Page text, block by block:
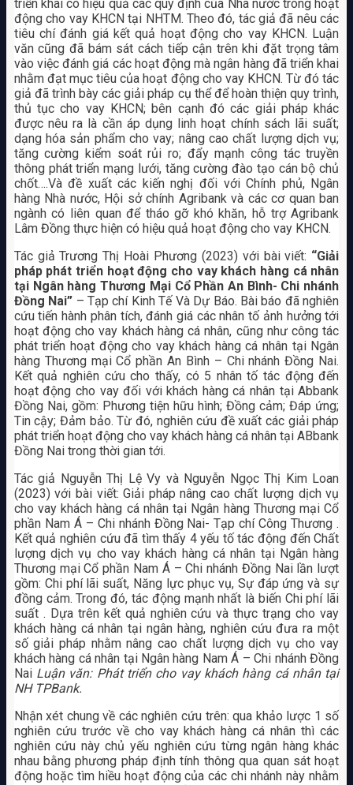
triển khai có hiệu quả các quy định của Nhà nước trong hoạt
động cho vay KHCN tại NHTM. Theo đó, tác giả đã nêu các
tiêu chí đánh giá kết quả hoạt động cho vay KHCN. Luận
văn cũng đã bám sát cách tiếp cận trên khi đặt trọng tâm
vào việc đánh giá các hoạt động mà ngân hàng đã triển khai
nhằm đạt mục tiêu của hoạt động cho vay KHCN. Từ đó tác
giả đã trình bày các giải pháp cụ thể để hoàn thiện quy trình,
thủ tục cho vay KHCN; bên cạnh đó các giải pháp khác
được nêu ra là cần áp dụng linh hoạt chính sách lãi suất;
dạng hóa sản phẩm cho vay; nâng cao chất lượng dịch vụ;
tăng cường kiểm soát rủi ro; đẩy mạnh công tác truyền
thông phát triển mạng lưới, tăng cường đào tạo cán bộ chủ
chốt….Và đề xuất các kiến nghị đối với Chính phủ, Ngân
hàng Nhà nước, Hội sở chính Agribank và các cơ quan ban
ngành có liên quan để tháo gỡ khó khăn, hỗ trợ Agribank
Lâm Đồng thực hiện có hiệu quả hoạt động cho vay KHCN.
Tác giả Trương Thị Hoài Phương (2023) với bài viết: “Giải
pháp phát triển hoạt động cho vay khách hàng cá nhân
tại Ngân hàng Thương Mại Cổ Phần An Bình- Chi nhánh
Đồng Nai” – Tạp chí Kinh Tế Và Dự Báo. Bài báo đã nghiên
cứu tiến hành phân tích, đánh giá các nhân tố ảnh hưởng tới
hoạt động cho vay khách hàng cá nhân, cũng như công tác
phát triển hoạt động cho vay khách hàng cá nhân tại Ngân
hàng Thương mại Cổ phần An Bình – Chi nhánh Đồng Nai.
Kết quả nghiên cứu cho thấy, có 5 nhân tố tác động đến
hoạt động cho vay đối với khách hàng cá nhân tại Abbank
Đồng Nai, gồm: Phương tiện hữu hình; Đồng cảm; Đáp ứng;
Tin cậy; Đảm bảo. Từ đó, nghiên cứu đề xuất các giải pháp
phát triển hoạt động cho vay khách hàng cá nhân tại ABbank
Đồng Nai trong thời gian tới.
Tác giả Nguyễn Thị Lệ Vy và Nguyễn Ngọc Thị Kim Loan
(2023) với bài viết: Giải pháp nâng cao chất lượng dịch vụ
cho vay khách hàng cá nhân tại Ngân hàng Thương mại Cổ
phần Nam Á – Chi nhánh Đồng Nai- Tạp chí Công Thương .
Kết quả nghiên cứu đã tìm thấy 4 yếu tố tác động đến Chất
lượng dịch vụ cho vay khách hàng cá nhân tại Ngân hàng
Thương mại Cổ phần Nam Á – Chi nhánh Đồng Nai lần lượt
gồm: Chi phí lãi suất, Năng lực phục vụ, Sự đáp ứng và sự
đồng cảm. Trong đó, tác động mạnh nhất là biến Chi phí lãi
suất . Dựa trên kết quả nghiên cứu và thực trạng cho vay
khách hàng cá nhân tại ngân hàng, nghiên cứu đưa ra một
số giải pháp nhằm nâng cao chất lượng dịch vụ cho vay
khách hàng cá nhân tại Ngân hàng Nam Á – Chi nhánh Đồng
Nai Luận văn: Phát triển cho vay khách hàng cá nhân tại
NH TPBank.
Nhận xét chung về các nghiên cứu trên: qua khảo lược 1 số
nghiên cứu trước về cho vay khách hàng cá nhân thì các
nghiên cứu này chủ yếu nghiên cứu từng ngân hàng khác
nhau bằng phương pháp định tính thông qua quan sát hoạt
động hoặc tìm hiều hoạt động của các chi nhánh này nhằm